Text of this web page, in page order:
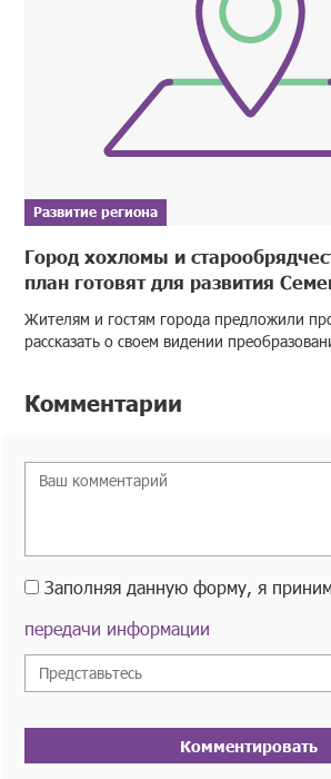
Развитие региона
Город хохломы и
план готовят для развития
Жителям и гостям города предложили
рассказать о своем видении
Комментарии
Заполняя данную форму, я
передачи информации
Комментировать